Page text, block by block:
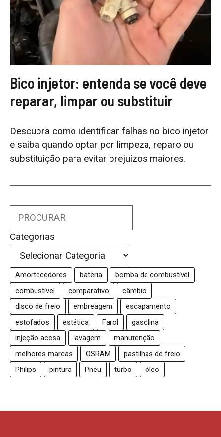
Bico injetor: entenda se você deve
reparar, limpar ou substituir
Descubra como identificar falhas no bico injetor
e saiba quando optar por limpeza, reparo ou
substituição para evitar prejuízos maiores.
Search
Categorias
Amortecedores bateria
bomba de combustível
combustível
comparativo
câmbio
disco de freio
embreagem
escapamento
estofados
estética Farol
gasolina
injeção acesa
lavagem
manutenção
melhores marcas
OSRAM
pastilhas de freio
Philips
pintura Pneu turbo óleo